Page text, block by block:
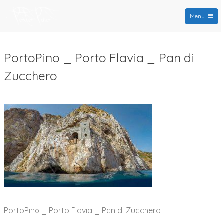
Menu
PortoPino _ Porto Flavia _ Pan di
Zucchero
PortoPino _ Porto Flavia _ Pan di Zucchero